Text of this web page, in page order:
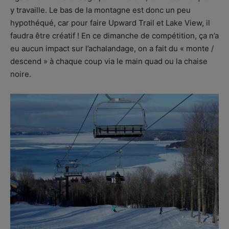
y travaille. Le bas de la montagne est donc un peu
hypothéqué, car pour faire Upward Trail et Lake View, il
faudra être créatif ! En ce dimanche de compétition, ça n’a
eu aucun impact sur l’achalandage, on a fait du « monte /
descend » à chaque coup via le main quad ou la chaise
noire.